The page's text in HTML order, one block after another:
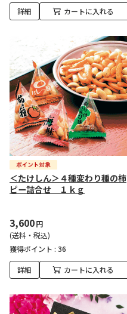
詳細 カートに入れる
＜たけしん＞４種変わり種の柿
ピー詰合せ １ｋｇ
3,600円
(送料・税込)
獲得ポイント : 36
詳細 カートに入れる